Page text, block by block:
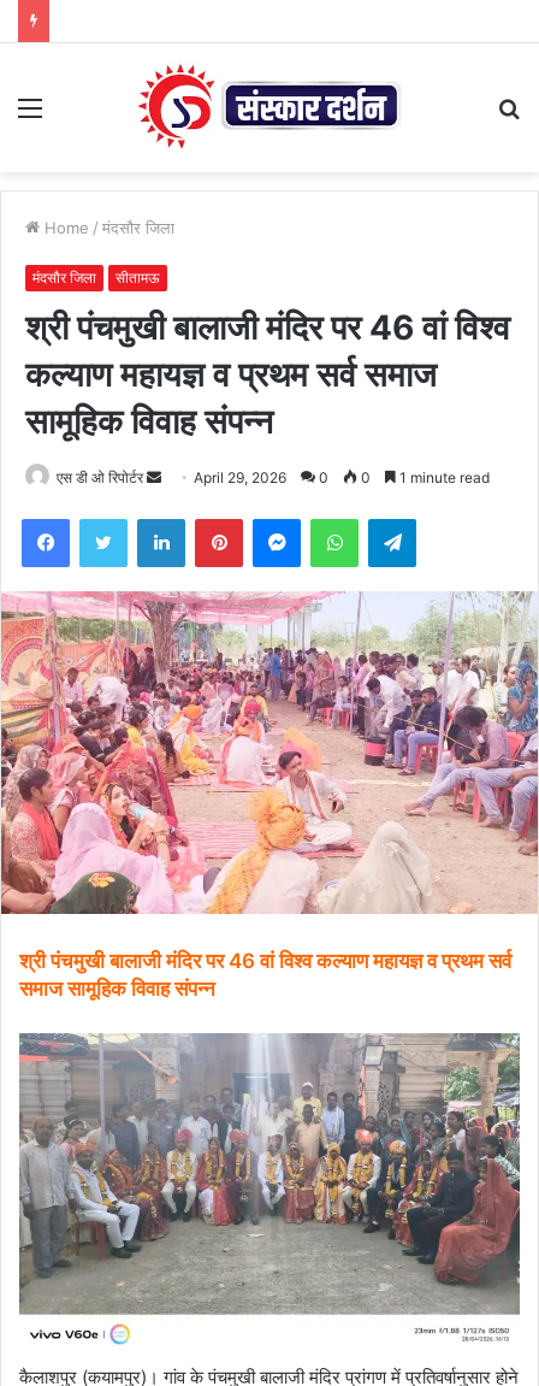
Menu
Home / मंदसौर जिला
मंदसौर जिला सीतामऊ
श्री पंचमुखी बालाजी मंदिर पर 46 वां विश्व
कल्याण महायज्ञ व प्रथम सर्व समाज
सामूहिक विवाह संपन्न
एस डी ओ रिपोर्टर
Send April 29, 2026 0 0 1 minute read
FacebookTwitter LinkedInPinterestMessengerWhatsAppTelegram
श्री पंचमुखी बालाजी मंदिर पर 46 वां विश्व कल्याण महायज्ञ व प्रथम सर्व
समाज सामूहिक विवाह संपन्न
कैलाशपुर (कयामपुर)। गांव के पंचमुखी बालाजी मंदिर प्रांगण में प्रतिवर्षानुसार होने